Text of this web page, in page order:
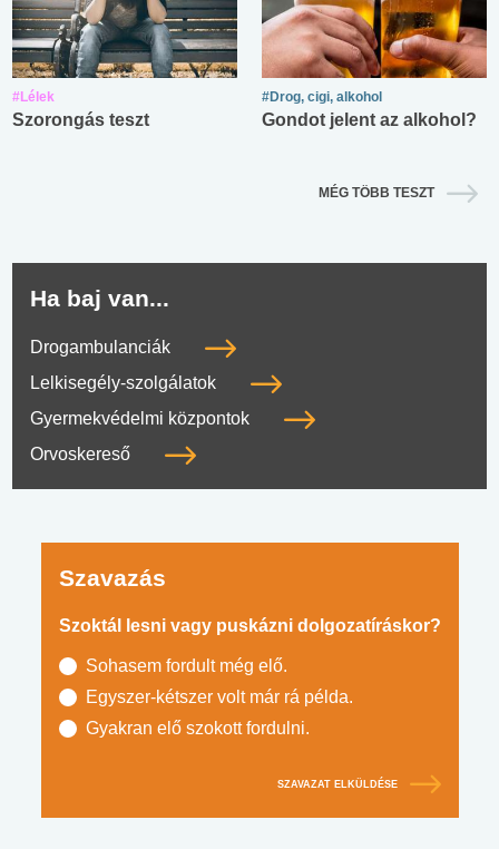
#Lélek
Szorongás teszt
#Drog, cigi, alkohol
Gondot jelent az alkohol?
MÉG TÖBB TESZT
Ha baj van...
Drogambulanciák
Lelkisegély-szolgálatok
Gyermekvédelmi központok
Orvoskereső
Szavazás
Szoktál lesni vagy puskázni dolgozatíráskor?
Sohasem fordult még elő.
Egyszer-kétszer volt már rá példa.
Gyakran elő szokott fordulni.
SZAVAZAT ELKÜLDÉSE